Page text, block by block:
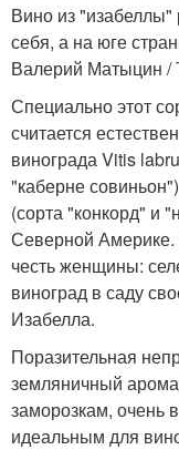
Вино из "изабеллы"
себя, а на юге
Валерий Матыцин
Специально этот
считается
винограда Vitis
"каберне
(сорта "конкорд" и
Северной Америке.
честь женщины:
виноград в саду
Изабелла.
Поразительная
земляничный
заморозкам, очень
идеальным для